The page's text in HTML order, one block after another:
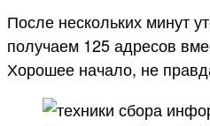
После нескольких минут
получаем 125 адресов
Хорошее начало, не